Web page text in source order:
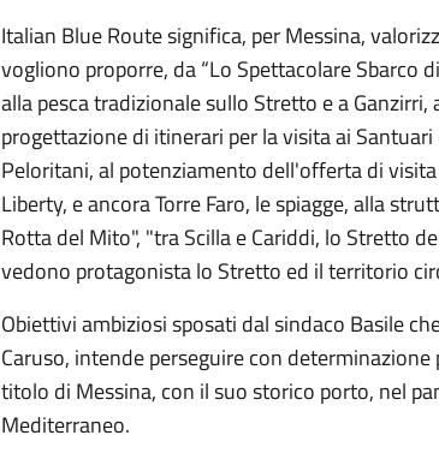
Italian Blue Route significa, per Messina,
vogliono proporre, da “Lo Spettacolare Sbarco
alla pesca tradizionale sullo Stretto e a
progettazione di itinerari per la visita ai
Peloritani, al potenziamento dell'offerta di
Liberty, e ancora Torre Faro, le spiagge, alla
Rotta del Mito", "tra Scilla e Cariddi, lo Stretto
vedono protagonista lo Stretto ed il territorio
Obiettivi ambiziosi sposati dal sindaco Basile
Caruso, intende perseguire con
titolo di Messina, con il suo storico porto, nel
Mediterraneo.